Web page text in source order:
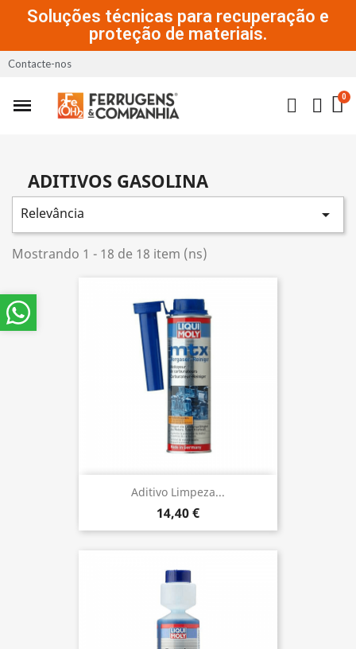
Soluções técnicas para recuperação e
proteção de materiais.
Contacte-nos
ADITIVOS GASOLINA
Relevância 
Mostrando 1 - 18 de 18 item (ns)
Aditivo Limpeza...
14,40 €